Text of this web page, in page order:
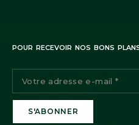
POUR RECEVOIR NOS BONS